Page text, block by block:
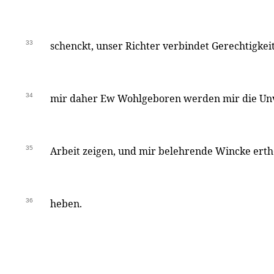
33 schenckt, unser Richter verbindet
34 mir daher Ew Wohlgeboren werden mir die
35 Arbeit zeigen, und mir belehrende Wincke
36 heben.